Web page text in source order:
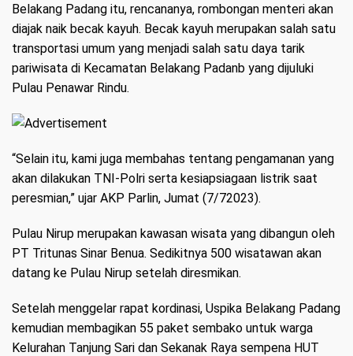
Belakang Padang itu, rencananya, rombongan menteri akan
diajak naik becak kayuh. Becak kayuh merupakan salah satu
transportasi umum yang menjadi salah satu daya tarik
pariwisata di Kecamatan Belakang Padanb yang dijuluki
Pulau Penawar Rindu.
“Selain itu, kami juga membahas tentang pengamanan yang
akan dilakukan TNI-Polri serta kesiapsiagaan listrik saat
peresmian,” ujar AKP Parlin, Jumat (7/72023).
Pulau Nirup merupakan kawasan wisata yang dibangun oleh
PT Tritunas Sinar Benua. Sedikitnya 500 wisatawan akan
datang ke Pulau Nirup setelah diresmikan.
Setelah menggelar rapat kordinasi, Uspika Belakang Padang
kemudian membagikan 55 paket sembako untuk warga
Kelurahan Tanjung Sari dan Sekanak Raya sempena HUT